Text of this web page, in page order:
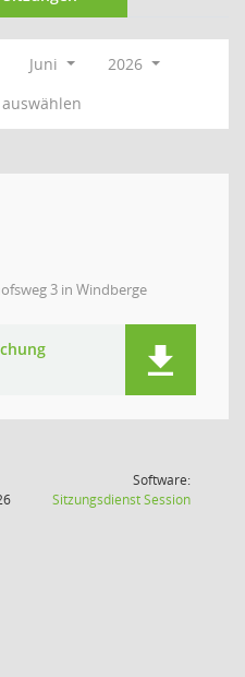
Juni
2026
3 in Windberge
Software:
SitzungsdienstSession(Wird in